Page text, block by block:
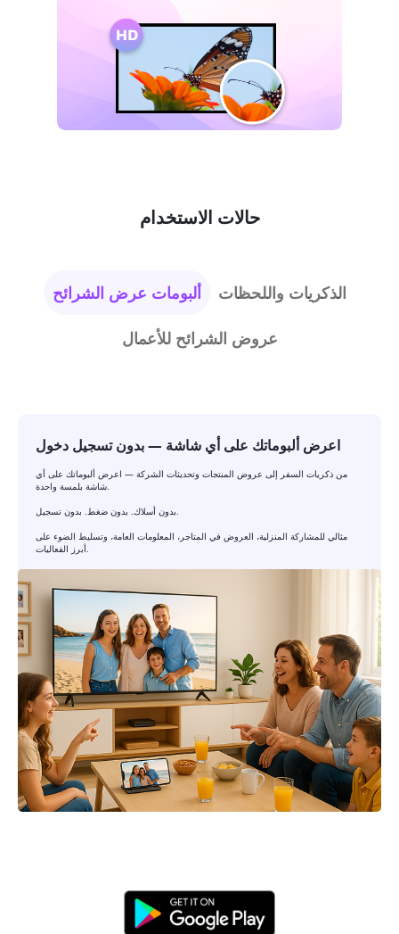
حالات الاستخدام
ألبومات عرض الشرائح الذكريات واللحظات
عروض الشرائح للأعمال
اعرض ألبوماتك على أي شاشة — بدون تسجيل دخول
من ذكريات السفر إلى عروض المنتجات وتحديثات الشركة — اعرض ألبوماتك على أي
شاشة بلمسة واحدة.
بدون أسلاك. بدون ضغط. بدون تسجيل.
مثالي للمشاركة المنزلية، العروض في المتاجر، المعلومات العامة، وتسليط الضوء على
أبرز الفعاليات.